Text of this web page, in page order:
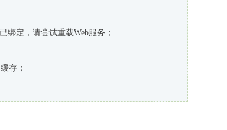
绑定，请尝试重载Web服务；
存；